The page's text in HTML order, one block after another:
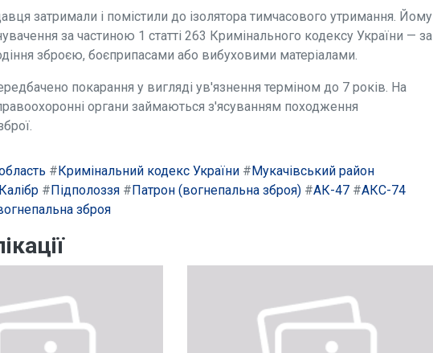
затримали і помістили до ізолятора тимчасового утримання. Йому
за частиною 1 статті 263 Кримінального кодексу України — за
зброєю, боєприпасами або вибуховими матеріалами.
покарання у вигляді ув'язнення терміном до 7 років. На
органи займаються з'ясуванням походження
#Кримінальний кодекс України #Мукачівський район
Калібр #Підполоззя #Патрон (вогнепальна зброя) #АК-47 #АКС-74
зброя